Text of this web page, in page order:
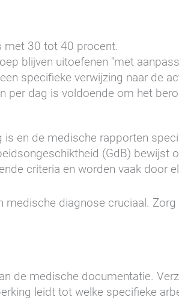
met 30 tot 40 procent.
blijven uitoefenen "met
specifieke verwijzing naar de
per dag is voldoende om het
en de medische rapporten
(GdB) bewijst
criteria en worden vaak door
diagnose cruciaal.
de medische documentatie.
leidt tot welke specifieke